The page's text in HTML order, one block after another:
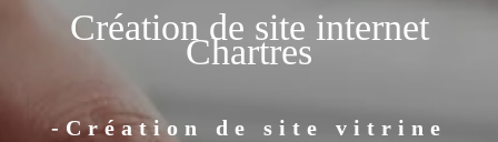
Création de site internet
Chartres
-Création de site vitrine